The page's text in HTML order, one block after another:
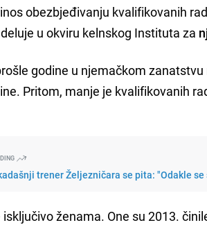
obezbjeđivanju kvalifikovanih
u okviru kelnskog Instituta za
godine u njemačkom
Pritom, manje je kvalifikovanih
trener Željezničara se pita: "Odakle
isključivo ženama. One su 2013.